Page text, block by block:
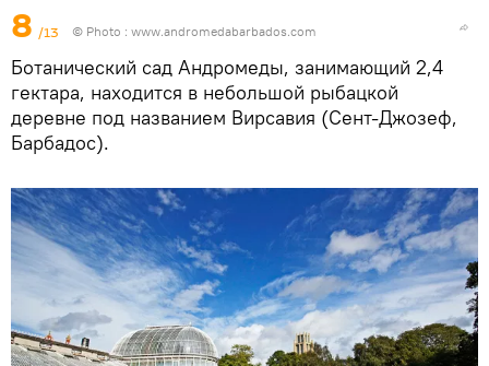
8 /13 © Photo : www.andromedabarbados.com
Ботанический сад Андромеды, занимающий 2,4
гектара, находится в небольшой рыбацкой
деревне под названием Вирсавия (Сент-Джозеф,
Барбадос).